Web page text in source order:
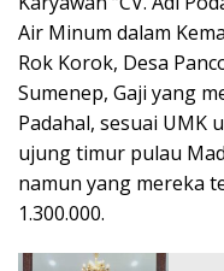
Air Minum dalam
Rok Korok, Desa
Sumenep, Gaji yang
Padahal, sesuai UMK
ujung timur pulau
namun yang mereka
1.300.000.